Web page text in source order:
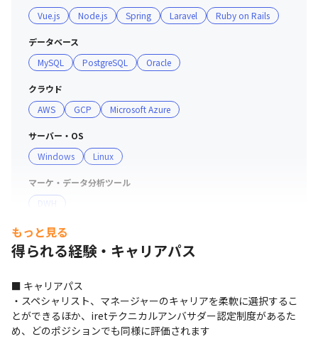
催しており、自身のエンジニアとしてのブランド化を推進
することができます
※2022年11月28日（月）〜12月2日（金）に米国ネバダ
州ラスベガスで開催されている「AWS re:Invent 2022」で
発表された「2022 Regional and Global AWS Partner
Awards」において、「SI Partner of the Year – APJ(*)」を
受賞しました。（*Asia Pacific and Japan：アジア太平洋
■ チーム詳細
・最新技術を自ら学ぶ意欲のある、面倒見の良いエンジニ
アが多く在籍しています
囲気です
・平均年齢は34歳（※1）、多様なバックグラウンドを持
つプロフェッショナルが集まっています
・全社員の69%がエンジニア（※2）のため、開発組織の
育成や支援に注力しています
■ 現場・社員の雰囲気
Vue.js
Node.js Spring Laravel Ruby on Rails
データベース
MySQL
PostgreSQL Oracle
クラウド
AWS
GCP Microsoft Azure
サーバー・OS
Windows
Linux
マーケ・データ分析ツール
DWH
もっと見る
得られる経験・キャリアパス
■ キャリアパス
・スペシャリスト、マネージャーのキャリアを柔軟に選択するこ
とができるほか、iretテクニカルアンバサダー認定制度があるた
め、どのポジションでも同様に評価されます